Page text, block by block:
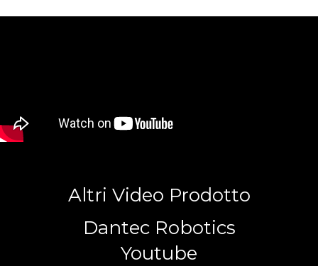
Altri Video Prodotto
Dantec Robotics
Youtube